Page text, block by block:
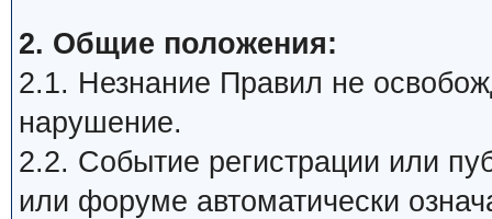
2. Общие положения:
2.1. Незнание Правил не
нарушение.
2.2. Событие регистрации или
или форуме автоматически